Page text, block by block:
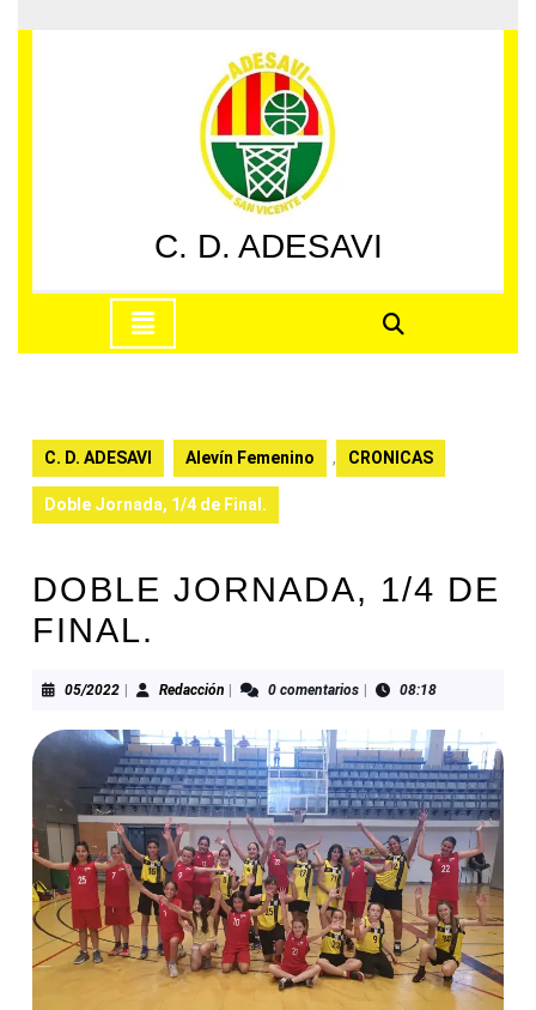
al
C. D. ADESAVI
apertura
C. D. ADESAVI Alevín Femenino , CRONICAS
Doble Jornada, 1/4 de Final.
DOBLE JORNADA, 1/4 DE
FINAL.
05/202205/2022RedacciónRedacción0 comentarios 08:18